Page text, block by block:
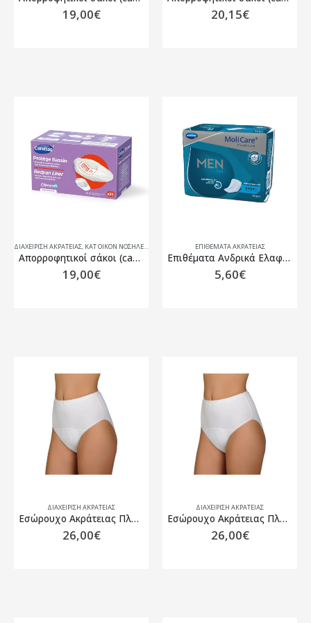
19,00€ 20,15€
ΔΙΑΧΕΙΡΙΣΗ ΑΚΡΑΤΕΙΑΣ, ΚΑΤ ΟΙΚΟΝ ΝΟΣΗΛΕΙΑ ΠΕΡΙΠΟΊΗΣΗ ΑΣΘΕΝΏΝ
Απορροφητικοί σάκοι (care bags) για σκωραμίδες Cleanis 20τμχ
19,00€
ΕΠΙΘΈΜΑΤΑ ΑΚΡΆΤΕΙΑΣ
Επιθέματα Ανδρικά Ελαφρά Ακράτεια, Molimed Premium Protect – 4 σταγόνες, 14 τεμάχια
5,60€
ΔΙΑΧΕΙΡΙΣΗ ΑΚΡΑΤΕΙΑΣ
Εσώρουχο Ακράτειας Πλενόμενο Γυναικείο, Caretex CAMELLIA Medium
26,00€
ΔΙΑΧΕΙΡΙΣΗ ΑΚΡΑΤΕΙΑΣ
Εσώρουχο Ακράτειας Πλενόμενο Γυναικείο, Caretex CAMELLIA X-Large
26,00€